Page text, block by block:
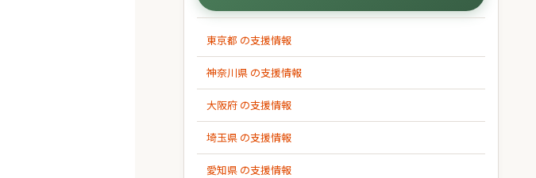
東京都 の支援情報
神奈川県 の支援情報
大阪府 の支援情報
埼玉県 の支援情報
愛知県 の支援情報